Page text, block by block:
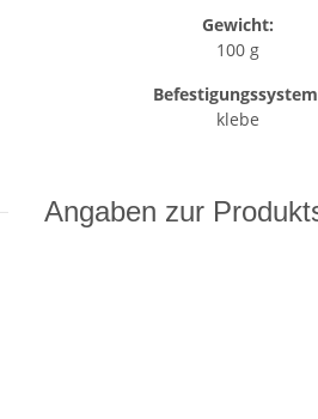
Gewicht:
100 g
klebe
Angaben zur